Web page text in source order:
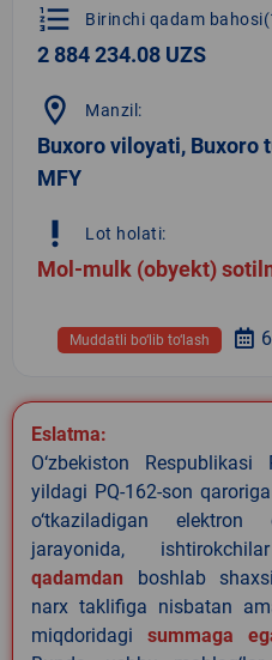
format_list_numbered Birinchi qadam
2 884 234.08 UZS
location_on Manzil:
Buxoro viloyati, Buxoro
MFY
priority_high Lot holati:
Mol-mulk (obyekt)
Muddatli bo‘lib to‘lash
Eslatma:
O‘zbekiston Respublikasi
yildagi PQ-162-son
o‘tkaziladigan elektron
jarayonida,
qadamdan boshlab
narx taklifiga nisbatan
miqdoridagi summaga